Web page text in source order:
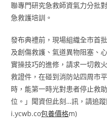
聯專門研究急救師資氣力分批
急救護培訓。
發布典禮前，現場組織全市首
及創傷救護、氣道異物阻塞、
實操技巧的進修，請求一切救
救證件，在碰到消防站四周市
時，能第一時光對患者停止救
位。」聞資但此刻…訊，請追
i.ycwb.co包養價格m)